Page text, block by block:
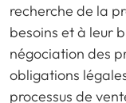
recherche de la
besoins et à leur
négociation des
obligations
processus de